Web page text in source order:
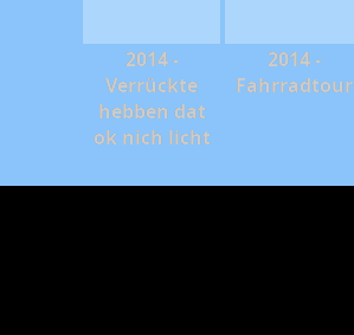
2014 -
Verrückte
hebben dat
ok nich licht
2014 -
Fahrradtour